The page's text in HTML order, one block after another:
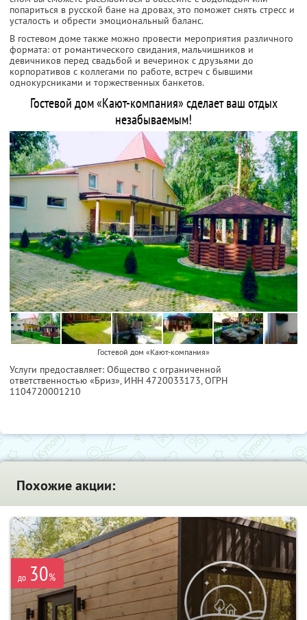
попариться в русской бане на дровах, это поможет снять стресс и
усталость и обрести эмоциональный баланс.
В гостевом доме также можно провести мероприятия различного
формата: от романтического свидания, мальчишников и
девичников перед свадьбой и вечеринок с друзьями до
корпоративов с коллегами по работе, встреч с бывшими
однокурсниками и торжественных банкетов.
Гостевой дом «Кают-компания» сделает ваш отдых
незабываемым!
Гостевой дом «Кают-компания»
Услуги предоставляет: Общество с ограниченной
ответственностью «Бриз», ИНН 4720033173, ОГРН
1104720001210
Похожие акции:
до 30%